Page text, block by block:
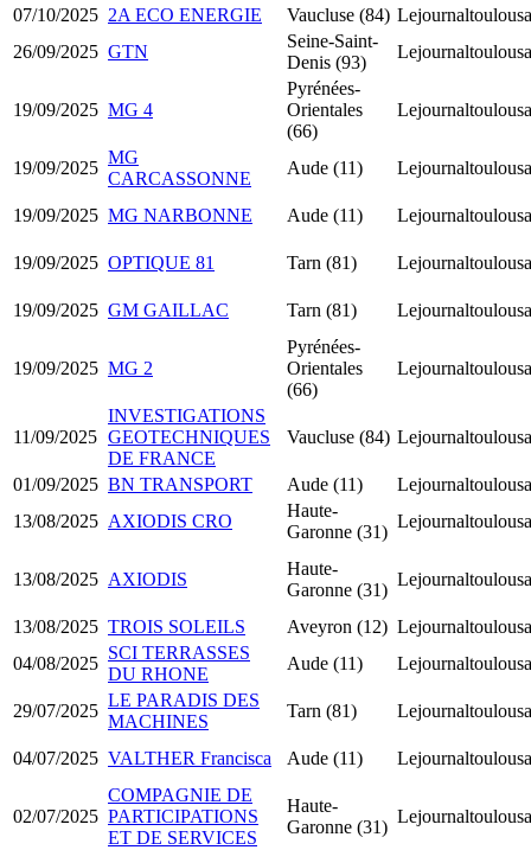
07/10/2025 2A ECO ENERGIE Vaucluse (84)
26/09/2025 GTN
Seine-Saint-
Denis (93)
19/09/2025 MG 4
Pyrénées-
Orientales
(66)
19/09/2025
MG
CARCASSONNE
Aude (11)
19/09/2025 MG NARBONNE Aude (11)
19/09/2025 OPTIQUE 81 Tarn (81)
19/09/2025 GM GAILLAC Tarn (81)
19/09/2025 MG 2
Pyrénées-
Orientales
(66)
11/09/2025
INVESTIGATIONS
GEOTECHNIQUES
DE FRANCE
Vaucluse (84)
01/09/2025 BN TRANSPORT Aude (11)
13/08/2025 AXIODIS CRO
Haute-
Garonne (31)
13/08/2025 AXIODIS
Haute-
Garonne (31)
13/08/2025 TROIS SOLEILS Aveyron (12)
04/08/2025
SCI TERRASSES
DU RHONE
Aude (11)
29/07/2025
LE PARADIS DES
MACHINES
Tarn (81)
04/07/2025 VALTHER Francisca Aude (11)
02/07/2025
COMPAGNIE DE
PARTICIPATIONS
ET DE SERVICES
Haute-
Garonne (31)